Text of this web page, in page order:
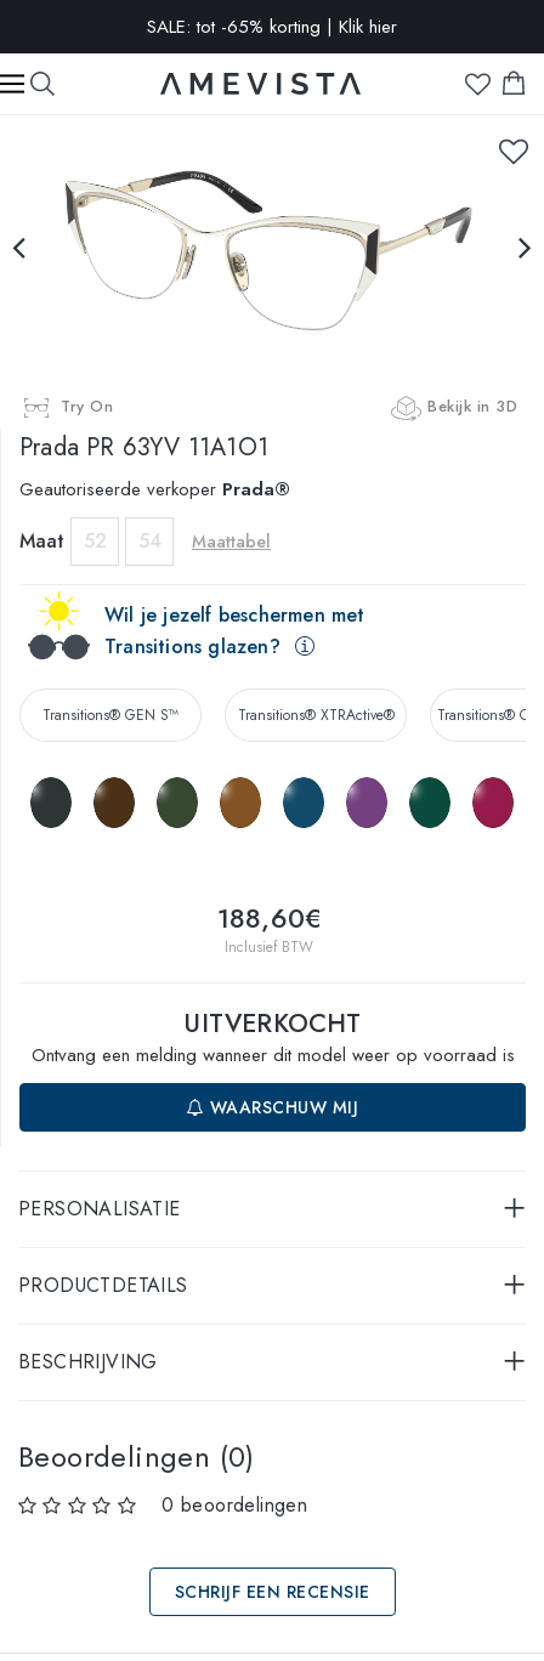
SALE: tot -65% korting | Klik hier
-10% extra op alle brillen met glazen op sterkte | Code:
VISION10
Try On Bekijk in 3D
Prada PR 63YV 11A1O1
Geautoriseerde verkoper Prada®
Maat 52 54 Maattabel
Wil je jezelf beschermen met
Transitions glazen?
Transitions® GEN S™ Transitions® XTRActive® Transitions®
188,60€
Inclusief BTW
UITVERKOCHT
Ontvang een melding wanneer dit model weer op voorraad is
WAARSCHUW MIJ
PERSONALISATIE
PRODUCTDETAILS
BESCHRIJVING
Beoordelingen (0)
0 beoordelingen
SCHRIJF EEN RECENSIE